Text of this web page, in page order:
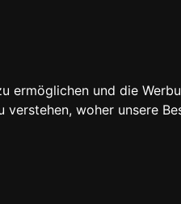
ermöglichen und die
woher unsere